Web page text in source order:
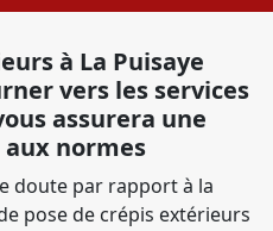
à La Puisaye
vers les services
assurera une
normes
doute par rapport à la
pose de crépis extérieurs